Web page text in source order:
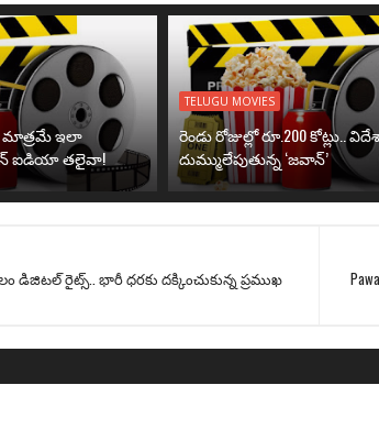
మాత్రమే ఇలా
ఐడియా తలైవా!
TELUGU MOVIES
రెండు రోజుల్లో రూ.200 కోట్లు..
దుమ్ములేపుతున్న ‘జవాన్’
డిజిటల్ రైట్స్.. భారీ ధరకు దక్కించుకున్న ప్రముఖ